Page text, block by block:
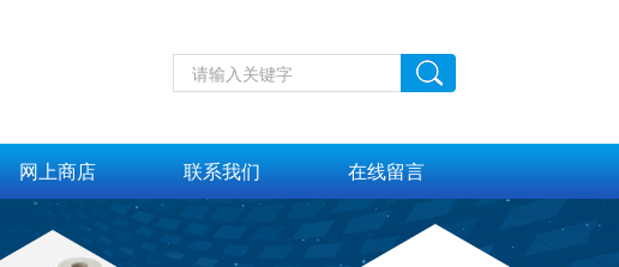
网上商店 联系我们 在线留言